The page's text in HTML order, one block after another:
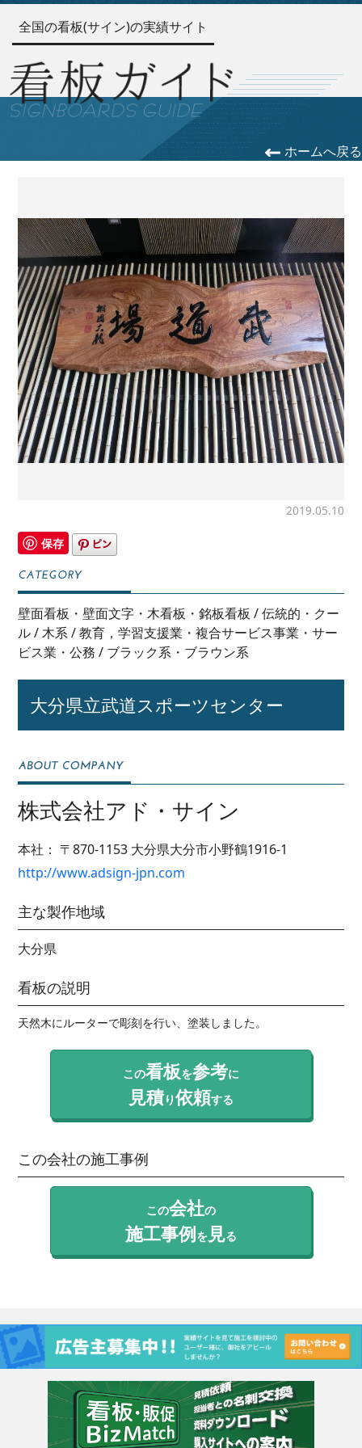
全国の看板(サイン)の実績サイト
ホームへ戻る
2019.05.10
保存
壁面看板・壁面文字・木看板・銘板看板 /伝統的・クー
ル/木系/教育，学習支援業・複合サービス事業・サー
ビス業・公務 / ブラック系・ブラウン系
大分県立武道スポーツセンター
株式会社アド・サイン
本社： 〒870-1153 大分県大分市小野鶴1916-1
http://www.adsign-jpn.com
主な製作地域
大分県
看板の説明
天然木にルーターで彫刻を行い、塗装しました。
この看板を参考に
見積り依頼する
この会社の施工事例
この会社の
施工事例を 見る